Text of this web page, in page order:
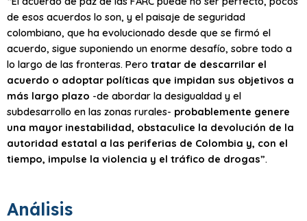
de esos acuerdos lo son, y el paisaje de seguridad
colombiano, que ha evolucionado desde que se firmó el
acuerdo, sigue suponiendo un enorme desafío, sobre todo a
lo largo de las fronteras. Pero tratar de descarrilar el
acuerdo o adoptar políticas que impidan sus objetivos a
más largo plazo -de abordar la desigualdad y el
subdesarrollo en las zonas rurales- probablemente genere
una mayor inestabilidad, obstaculice la devolución de la
autoridad estatal a las periferias de Colombia y, con el
tiempo, impulse la violencia y el tráfico de drogas”.
Análisis